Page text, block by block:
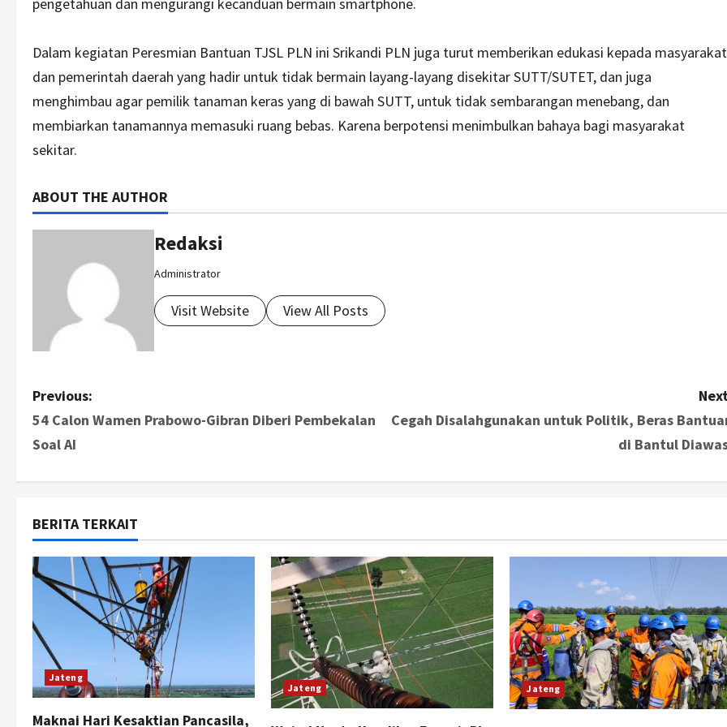
Dalam kegiatan Peresmian Bantuan TJSL PLN ini Srikandi PLN juga turut memberikan edukasi kepada masyarakat
dan pemerintah daerah yang hadir untuk tidak bermain layang-layang disekitar SUTT/SUTET, dan juga
menghimbau agar pemilik tanaman keras yang di bawah SUTT, untuk tidak sembarangan menebang, dan
membiarkan tanamannya memasuki ruang bebas. Karena berpotensi menimbulkan bahaya bagi masyarakat
sekitar.
ABOUT THE AUTHOR
Redaksi
Administrator
Visit Website View All Posts
P
o
n
a
i
a
Previous:
54 Calon Wamen Prabowo-Gibran Diberi Pembekalan
Soal AI
Cegah Disalahgunakan untuk Politik, Beras
di Bantul
BERITA TERKAIT
Jateng
Maknai Hari Kesaktian Pancasila,
Jateng Jateng